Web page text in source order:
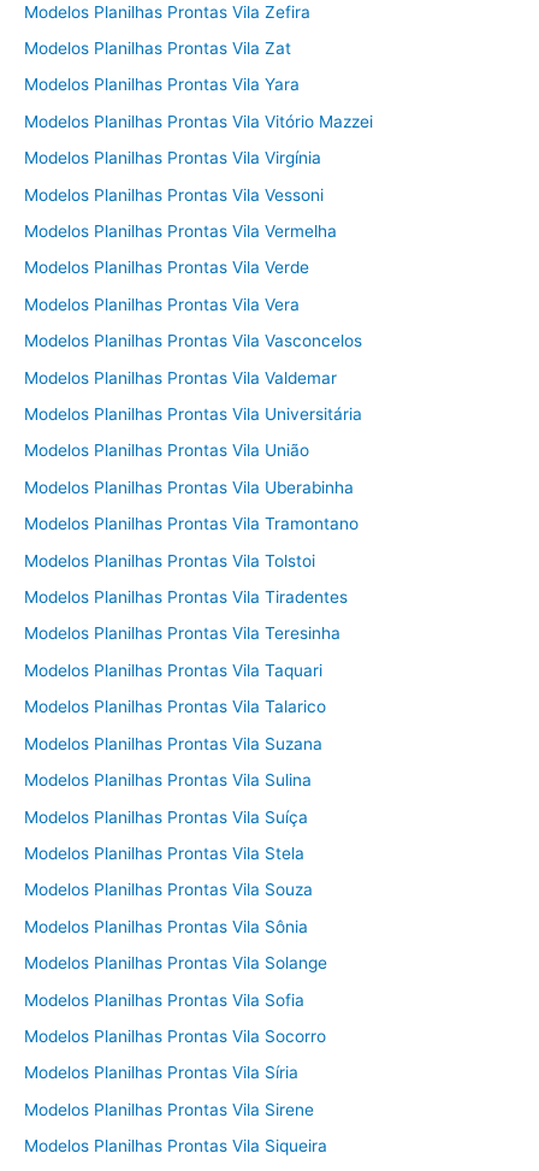
Modelos Planilhas Prontas Vila Zefira
Modelos Planilhas Prontas Vila Zat
Modelos Planilhas Prontas Vila Yara
Modelos Planilhas Prontas Vila Vitório Mazzei
Modelos Planilhas Prontas Vila Virgínia
Modelos Planilhas Prontas Vila Vessoni
Modelos Planilhas Prontas Vila Vermelha
Modelos Planilhas Prontas Vila Verde
Modelos Planilhas Prontas Vila Vera
Modelos Planilhas Prontas Vila Vasconcelos
Modelos Planilhas Prontas Vila Valdemar
Modelos Planilhas Prontas Vila Universitária
Modelos Planilhas Prontas Vila União
Modelos Planilhas Prontas Vila Uberabinha
Modelos Planilhas Prontas Vila Tramontano
Modelos Planilhas Prontas Vila Tolstoi
Modelos Planilhas Prontas Vila Tiradentes
Modelos Planilhas Prontas Vila Teresinha
Modelos Planilhas Prontas Vila Taquari
Modelos Planilhas Prontas Vila Talarico
Modelos Planilhas Prontas Vila Suzana
Modelos Planilhas Prontas Vila Sulina
Modelos Planilhas Prontas Vila Suíça
Modelos Planilhas Prontas Vila Stela
Modelos Planilhas Prontas Vila Souza
Modelos Planilhas Prontas Vila Sônia
Modelos Planilhas Prontas Vila Solange
Modelos Planilhas Prontas Vila Sofia
Modelos Planilhas Prontas Vila Socorro
Modelos Planilhas Prontas Vila Síria
Modelos Planilhas Prontas Vila Sirene
Modelos Planilhas Prontas Vila Siqueira